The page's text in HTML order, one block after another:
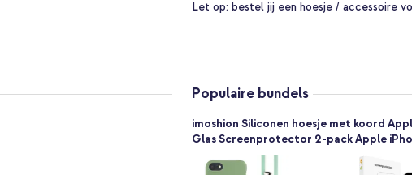
strand of het hoesje draagt
dunne ontwerp van de hoes.
de verhoogde randen extra
Let op: bestel jij een hoesje / accessoire
Populaire bundels
imoshion Siliconen hoesje met koord
Glas Screenprotector 2-pack Apple